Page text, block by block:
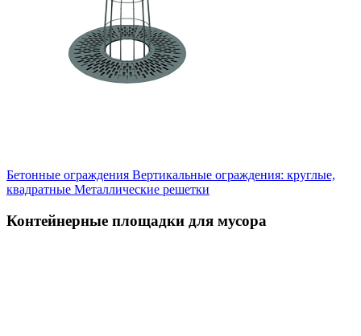
Бетонные ограждения Вертикальные ограждения: круглые,
квадратные Металлические решетки
Контейнерные площадки для мусора